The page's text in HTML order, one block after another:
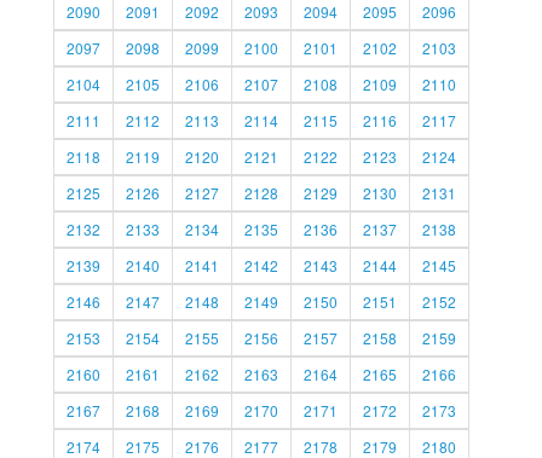
2090
2091 2092 2093 2094 2095
2096
2097
2098 2099 2100 2101 2102
2103
2104
2105 2106 2107 2108 2109
2110
2111
2112 2113 2114 2115 2116
2117
2118
2119 2120 2121 2122 2123
2124
2125
2126 2127 2128 2129 2130
2131
2132
2133 2134 2135 2136 2137
2138
2139
2140 2141 2142 2143 2144
2145
2146
2147 2148 2149 2150 2151
2152
2153
2154 2155 2156 2157 2158
2159
2160
2161 2162 2163 2164 2165
2166
2167
2168 2169 2170 2171 2172
2173
2174
2175 2176 2177 2178 2179
2180